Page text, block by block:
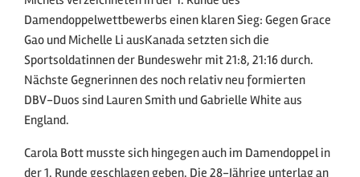
Damendoppelwettbewerbs einen klaren Sieg: Gegen Grace
Gao und Michelle Li ausKanada setzten sich die
Sportsoldatinnen der Bundeswehr mit 21:8, 21:16 durch.
Nächste Gegnerinnen des noch relativ neu formierten
DBV-Duos sind Lauren Smith und Gabrielle White aus
England.
Carola Bott musste sich hingegen auch im Damendoppel in
der 1. Runde geschlagen geben. Die 28-Jährige unterlag an